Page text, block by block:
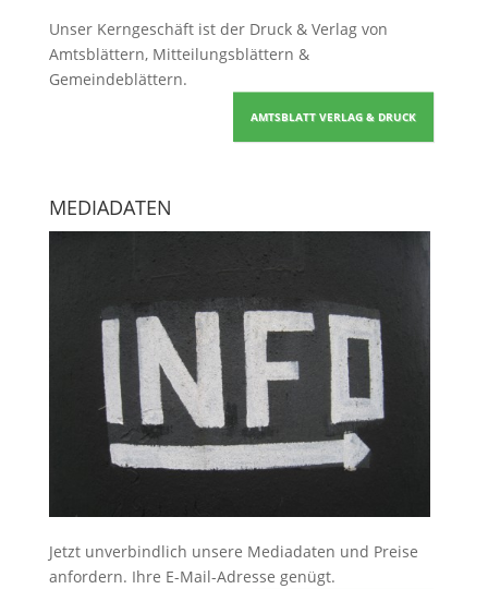
Unser Kerngeschäft ist der Druck & Verlag von
Amtsblättern, Mitteilungsblättern &
Gemeindeblättern.
AMTSBLATT VERLAG & DRUCK
MEDIADATEN
Jetzt unverbindlich unsere Mediadaten und Preise
anfordern. Ihre E-Mail-Adresse genügt.